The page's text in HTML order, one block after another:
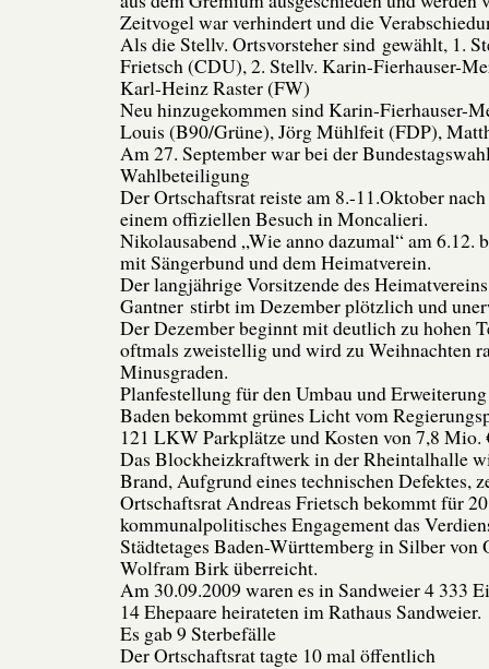
Zeitvogel war verhindert und die
Als die Stellv. Ortsvorsteher sind gewählt, 1.
Frietsch (CDU), 2. Stellv. Karin-Fierhauser-
Karl-Heinz Raster (FW)
Neu hinzugekommen sind Karin-Fierhauser-
Louis (B90/Grüne), Jörg Mühlfeit (FDP),
Am 27. September war bei der
Wahlbeteiligung
Der Ortschaftsrat reiste am 8.-11.Oktober
einem offiziellen Besuch in Moncalieri.
Nikolausabend „Wie anno dazumal“ am 6.12.
mit Sängerbund und dem Heimatverein.
Der langjährige Vorsitzende des
Gantner stirbt im Dezember plötzlich und
Der Dezember beginnt mit deutlich zu hohen
oftmals zweistellig und wird zu Weihnachten
Minusgraden.
Planfestellung für den Umbau und
Baden bekommt grünes Licht vom
121 LKW Parkplätze und Kosten von 7,8 Mio.
Das Blockheizkraftwerk in der Rheintalhalle
Brand, Aufgrund eines technischen Defektes,
Ortschaftsrat Andreas Frietsch bekommt für
kommunalpolitisches Engagement das
Städtetages Baden-Württemberg in Silber von
Wolfram Birk überreicht.
Am 30.09.2009 waren es in Sandweier 4 333
14 Ehepaare heirateten im Rathaus Sandweier.
Es gab 9 Sterbefälle
Der Ortschaftsrat tagte 10 mal öffentlich